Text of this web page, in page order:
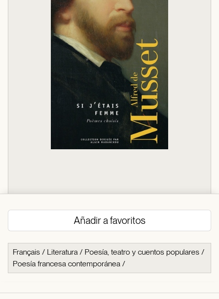
Añadir a favoritos
Français / Literatura / Poesía, teatro y cuentos populares /
Poesía francesa contemporánea /